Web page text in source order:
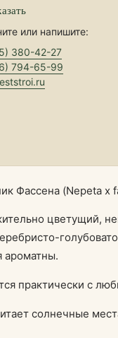
или напишите:
380-42-27
794-65-99
цветущий,
ароматны.
практически с
солнечные